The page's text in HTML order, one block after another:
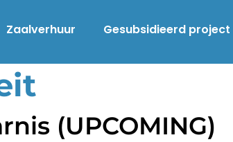
Zaalverhuur Gesubsidieerd project
(UPCOMING)